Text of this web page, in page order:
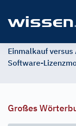
Einmalkauf
Software-
Großes